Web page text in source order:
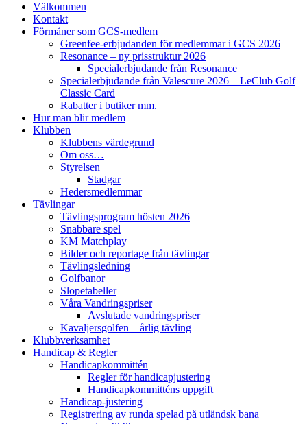
Välkommen
Kontakt
Förmåner som GCS-medlem
Greenfee-erbjudanden för medlemmar i GCS 2026
Resonance – ny prisstruktur 2026
Specialerbjudande från Resonance
Specialerbjudande från Valescure 2026 – LeClub Golf
Classic Card
Rabatter i butiker mm.
Hur man blir medlem
Klubben
Klubbens värdegrund
Om oss…
Styrelsen
Stadgar
Hedersmedlemmar
Tävlingar
Tävlingsprogram hösten 2026
Snabbare spel
KM Matchplay
Bilder och reportage från tävlingar
Tävlingsledning
Golfbanor
Slopetabeller
Våra Vandringspriser
Avslutade vandringspriser
Kavaljersgolfen – årlig tävling
Klubbverksamhet
Handicap & Regler
Handicapkommittén
Regler för handicapjustering
Handicapkommitténs uppgift
Handicap-justering
Registrering av runda spelad på utländsk bana